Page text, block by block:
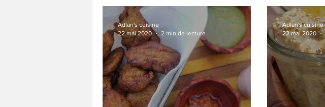
Adlan's cuisine
22 mai 2020
2 min de lecture
Adlan's cuisine
22 mai 2020